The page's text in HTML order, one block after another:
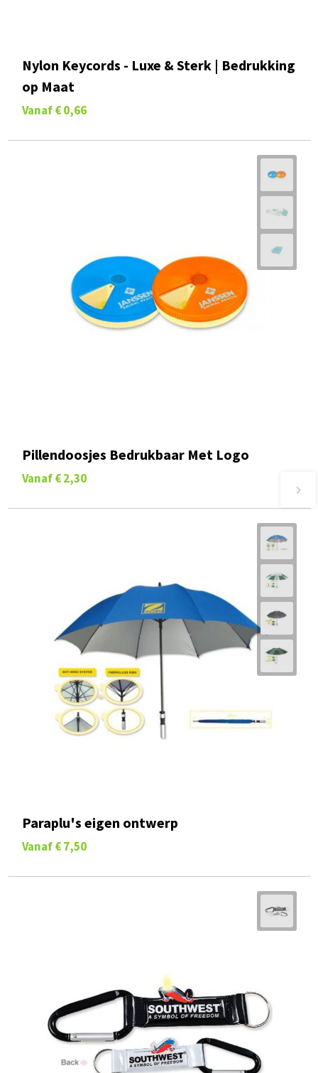
Nylon Keycords - Luxe & Sterk | Bedrukking
op Maat
Vanaf € 0,66
Pillendoosjes Bedrukbaar Met Logo
Vanaf € 2,30
Paraplu's eigen ontwerp
Vanaf € 7,50